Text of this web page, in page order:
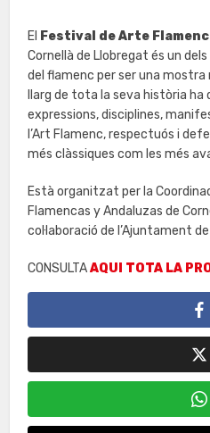
El Festival de Arte
Cornellà de Llobregat és un
del flamenc per ser una mostra
llarg de tota la seva història
expressions, disciplines,
l’Art Flamenc, respectuós i
més clàssiques com les més
Està organitzat per la
Flamencas y Andaluzas de
col·laboració de l’Ajuntament
CONSULTAAQUI TOTA LA